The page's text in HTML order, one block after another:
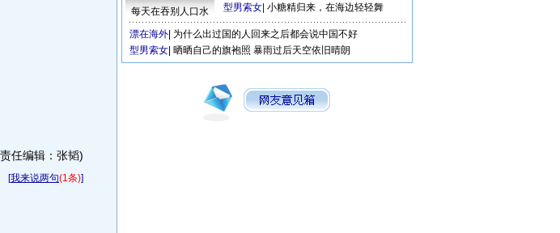
任编辑：张韬)
[我来说两句(1条)]
每天在吞别人口水
型男索女 小糖精归来，在海边轻轻舞
漂在海外 为什么出过国的人回来之后都会说中国不好
型男索女 晒晒自己的旗袍照 暴雨过后天空依旧晴朗